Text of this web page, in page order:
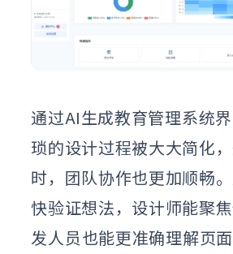
通过AI生成教育管理系统
琐的设计过程被大大简化
时，团队协作也更加顺畅
快验证想法，设计师能聚
发人员也能更准确理解页